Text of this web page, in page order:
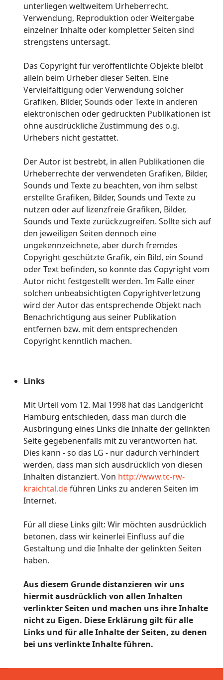
unterliegen weltweitem Urheberrecht.
Verwendung, Reproduktion oder Weitergabe
einzelner Inhalte oder kompletter Seiten sind
strengstens untersagt.
Das Copyright für veröffentlichte Objekte bleibt
allein beim Urheber dieser Seiten. Eine
Vervielfältigung oder Verwendung solcher
Grafiken, Bilder, Sounds oder Texte in anderen
elektronischen oder gedruckten Publikationen ist
ohne ausdrückliche Zustimmung des o.g.
Urhebers nicht gestattet.
Der Autor ist bestrebt, in allen Publikationen die
Urheberrechte der verwendeten Grafiken, Bilder,
Sounds und Texte zu beachten, von ihm selbst
erstellte Grafiken, Bilder, Sounds und Texte zu
nutzen oder auf lizenzfreie Grafiken, Bilder,
Sounds und Texte zurückzugreifen. Sollte sich auf
den jeweiligen Seiten dennoch eine
ungekennzeichnete, aber durch fremdes
Copyright geschützte Grafik, ein Bild, ein Sound
oder Text befinden, so konnte das Copyright vom
Autor nicht festgestellt werden. Im Falle einer
solchen unbeabsichtigten Copyrightverletzung
wird der Autor das entsprechende Objekt nach
Benachrichtigung aus seiner Publikation
entfernen bzw. mit dem entsprechenden
Copyright kenntlich machen.
Links
Mit Urteil vom 12. Mai 1998 hat das Landgericht
Hamburg entschieden, dass man durch die
Ausbringung eines Links die Inhalte der gelinkten
Seite gegebenenfalls mit zu verantworten hat.
Dies kann - so das LG - nur dadurch verhindert
werden, dass man sich ausdrücklich von diesen
Inhalten distanziert. Von http://www.tc-rw-
kraichtal.deführen Links zu anderen Seiten im
Internet.
Für all diese Links gilt: Wir möchten ausdrücklich
betonen, dass wir keinerlei Einfluss auf die
Gestaltung und die Inhalte der gelinkten Seiten
haben.
Aus diesem Grunde distanzieren wir uns
hiermit ausdrücklich von allen Inhalten
verlinkter Seiten und machen uns ihre Inhalte
nicht zu Eigen. Diese Erklärung gilt für alle
Links und für alle Inhalte der Seiten, zu denen
bei uns verlinkte Inhalte führen.